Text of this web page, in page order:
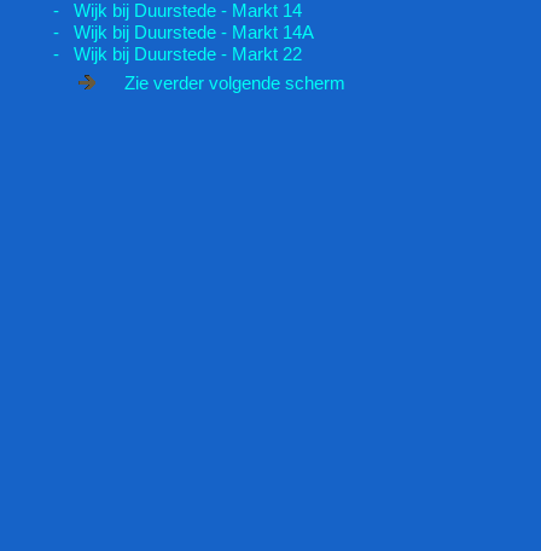
- Wijk bij Duurstede - Markt 14
- Wijk bij Duurstede - Markt 14A
- Wijk bij Duurstede - Markt 22
Zie verder volgende scherm